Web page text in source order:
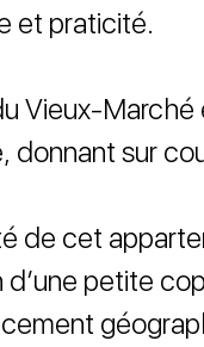
et praticité.
Vieux-Marché
donnant sur
de cet
petite